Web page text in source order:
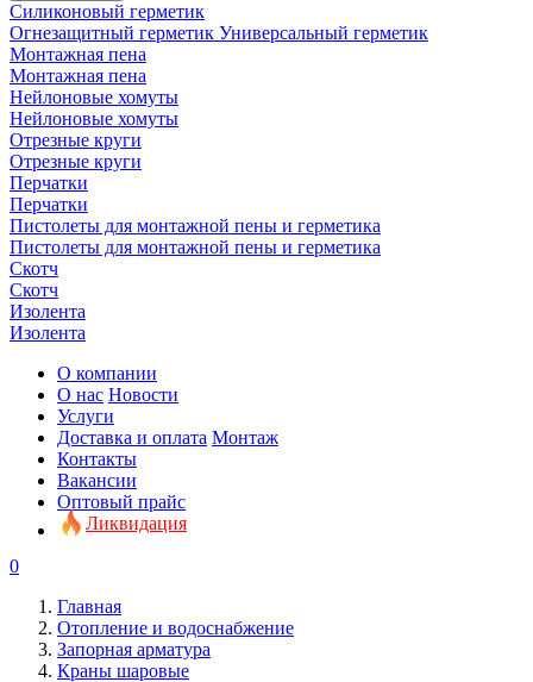
Силиконовый герметик
Огнезащитный герметик Универсальный герметик
Монтажная пена
Монтажная пена
Нейлоновые хомуты
Нейлоновые хомуты
Отрезные круги
Отрезные круги
Перчатки
Перчатки
Пистолеты для монтажной пены и герметика
Пистолеты для монтажной пены и герметика
Скотч
Скотч
Изолента
Изолента
О компании
О нас Новости
Услуги
Доставка и оплата Монтаж
Контакты
Вакансии
Оптовый прайс
Ликвидация
0
Главная
Отопление и водоснабжение
Запорная арматура
Краны шаровые